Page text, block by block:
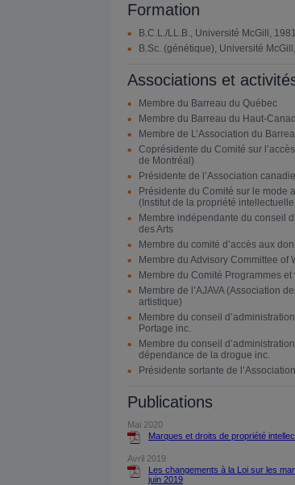
Formation
B.C.L./LL.B., Université McGill, 1981
B.Sc. (génétique), Université
Associations et
Membre du Barreau du Québec
Membre du Barreau du Haut-
Membre de L’Association du
Coprésidente du Comité sur
de Montréal)
Présidente de l’Association
Présidente du Comité sur le mode
(Institut de la propriété
Membre indépendante du conseil
des Arts
Membre du comité d’accès aux
Membre du Advisory Committee of
Membre du Comité Programmes
Membre de l’AJAVA (Association
artistique)
Membre du conseil
Portage inc.
Membre du conseil
dépendance de la drogue inc.
Présidente sortante de
Publications
Mai 2020
Marques et droits de propriété
Avril 2019
Les changements à la Loi sur les
juin 2019